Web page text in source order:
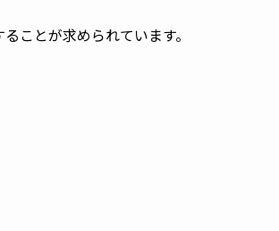
ことが求められています。